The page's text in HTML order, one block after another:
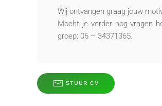
Wij ontvangen graag jouw
Mocht je verder nog vragen
groep: 06 – 34371365.
STUUR CV